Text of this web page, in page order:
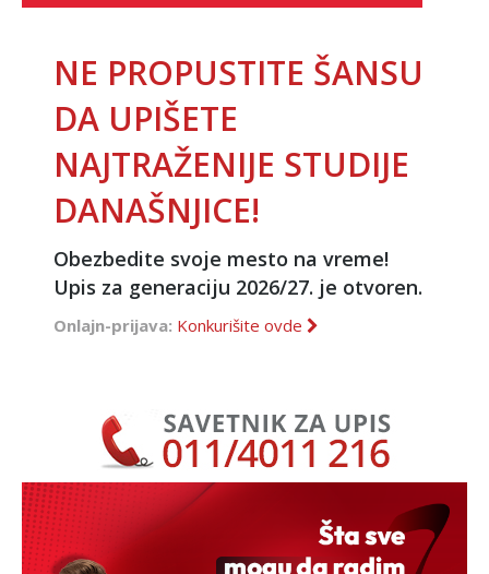
NE PROPUSTITE ŠANSU
DA UPIŠETE
NAJTRAŽENIJE STUDIJE
DANAŠNJICE!
Obezbedite svoje mesto na vreme!
Upis za generaciju 2026/27. je otvoren.
Onlajn-prijava: Konkurišite ovde